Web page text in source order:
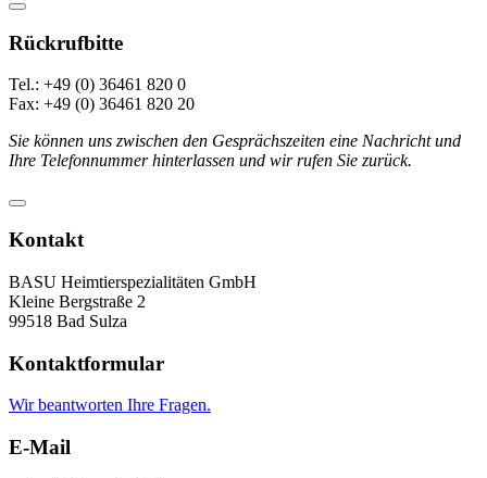
Rückrufbitte
Tel.: +49 (0) 36461 820 0
Fax: +49 (0) 36461 820 20
Sie können uns zwischen den Gesprächszeiten eine Nachricht und
Ihre Telefonnummer hinterlassen und wir rufen Sie zurück.
Kontakt
BASU Heimtierspezialitäten GmbH
Kleine Bergstraße 2
99518 Bad Sulza
Kontaktformular
Wir beantworten Ihre Fragen.
E-Mail